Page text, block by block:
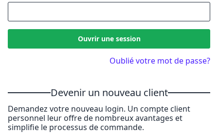
Ouvrir une session
Oublié votre mot de passe?
Devenir un nouveau client
Demandez votre nouveau login. Un compte client
personnel leur offre de nombreux avantages et
simplifie le processus de commande.